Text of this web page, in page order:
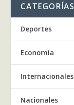
CATEGORÍAS
Deportes
Economía
Internacionales
Nacionales